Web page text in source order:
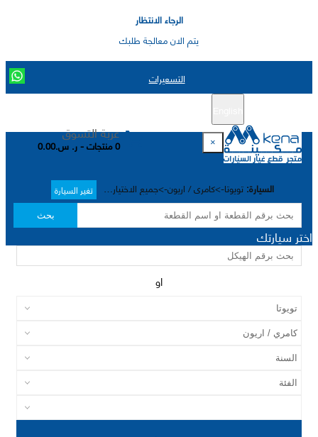
الرجاء الانتظار
يتم الان معالجة طلبك
التسعيرات
عربة التسوق
0 منتجات - ر. س.0.00
السيارة: تويوتا->كامري / اريون->جميع الاختيارات-> تغير السيارة
بحث
×
اختر سيارتك
او